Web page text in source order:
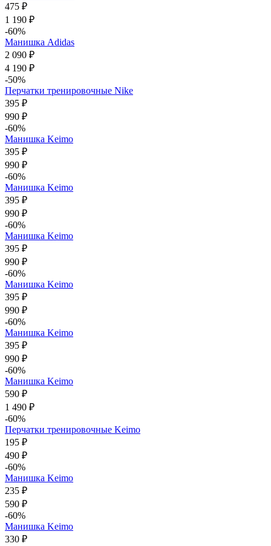
475 ₽
1 190 ₽
-60%
Манишка Adidas
2 090 ₽
4 190 ₽
-50%
Перчатки тренировочные Nike
395 ₽
990 ₽
-60%
Манишка Keimo
395 ₽
990 ₽
-60%
Манишка Keimo
395 ₽
990 ₽
-60%
Манишка Keimo
395 ₽
990 ₽
-60%
Манишка Keimo
395 ₽
990 ₽
-60%
Манишка Keimo
395 ₽
990 ₽
-60%
Манишка Keimo
590 ₽
1 490 ₽
-60%
Перчатки тренировочные Keimo
195 ₽
490 ₽
-60%
Манишка Keimo
235 ₽
590 ₽
-60%
Манишка Keimo
330 ₽